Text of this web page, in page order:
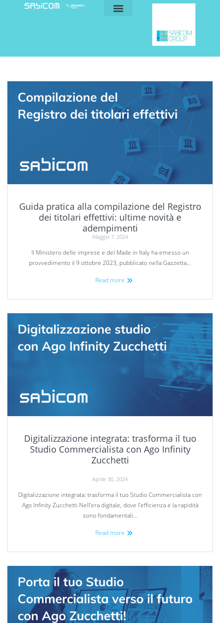
Guida pratica alla compilazione del Registro
dei titolari effettivi: ultime novità e
adempimenti
Maggio 7, 2024
Il Ministero delle imprese e del Made in Italy ha emesso un
provvedimento il 9 ottobre 2023, pubblicato nella Gazzetta…
Read more
Digitalizzazione integrata: trasforma il tuo
Studio Commercialista con Ago Infinity
Zucchetti
Aprile 30, 2024
Digitalizzazione integrata: trasforma il tuo Studio Commercialista con
Ago Infinity Zucchetti Nell’era digitale, dove l’efficienza e la rapidità
sono fondamentali…
Read more